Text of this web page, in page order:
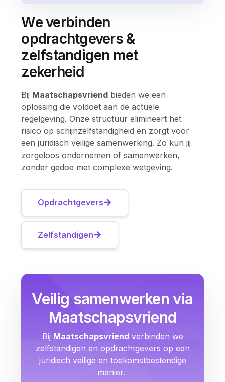
We verbinden
opdrachtgevers &
zelfstandigen met
zekerheid
Bij Maatschapsvriend bieden we een
oplossing die voldoet aan de actuele
regelgeving. Onze structuur elimineert het
risico op schijnzelfstandigheid en zorgt voor
een juridisch veilige samenwerking. Zo kun jij
zorgeloos ondernemen of samenwerken,
zonder gedoe met complexe wetgeving.
Opdrachtgevers
Zelfstandigen
Veilig samenwerken via
Maatschapsvriend
Bij Maatschapsvriendverbinden we
zelfstandigen en opdrachtgevers op een
juridisch veilige en toekomstbestendige
manier.